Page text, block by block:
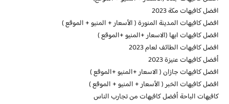
افضل كافيهات مكة 2023
افضل كافيهات المدينة المنورة ( الأسعار + المنيو + الموقع )
افضل كافيهات ابها (الاسعار +المنيو +الموقع )
افضل كافيهات الطائف لعام 2023
أفضل كافيهات عنيزة 2023
افضل كافيهات جازان ( الاسعار +المنيو +الموقع )
افضل كافيهات الخبر ( الأسعار + المنيو + الموقع )
كافيهات الباحة أفضل كافيهات من تجارب الناس